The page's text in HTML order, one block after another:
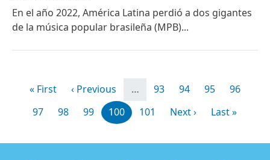
En el año 2022, América Latina perdió a dos gigantes
de la música popular brasileña (MPB)...
Primera página
« First Página anterior
‹ Previous … Page
93 Page
94 Page
95 Page
96
Page
97 Page
98 Page
99 Page
100 Page
101 Siguiente página
Next › Última
Last »